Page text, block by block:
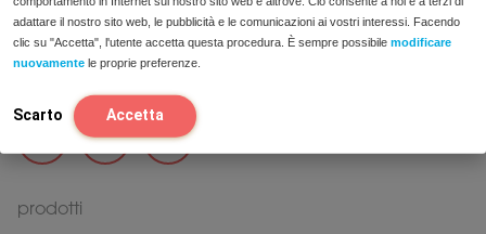
adattare il nostro sito web, le pubblicità e le comunicazioni ai vostri interessi. Facendo
clic su "Accetta", l'utente accetta questa procedura. È sempre possibile modificare
nuovamente le proprie preferenze.
Scarto Accetta
enjoy food
prodotti